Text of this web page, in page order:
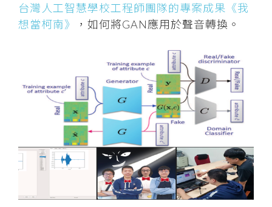
台灣人工智慧學校工程師團隊的專案成果《我
想當柯南》
，如何將GAN應用於聲音轉換。